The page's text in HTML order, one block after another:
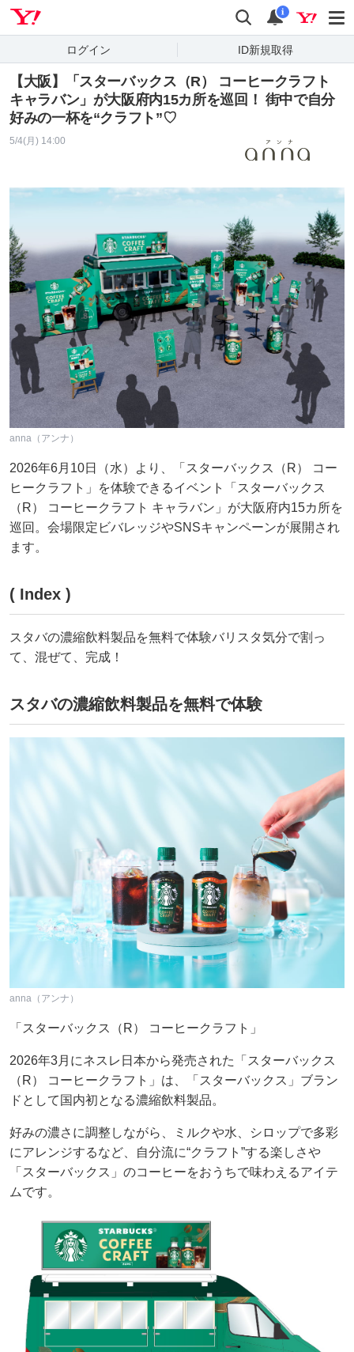
検索 通知
i
ログイン ID新規取得
【大阪】「スターバックス（R） コーヒークラフト
キャラバン」が大阪府内15カ所を巡回！ 街中で自分
好みの一杯を“クラフト”♡
5/4(月) 14:00
anna（アンナ）
2026年6月10日（水）より、「スターバックス（R） コー
ヒークラフト」を体験できるイベント「スターバックス
（R） コーヒークラフト キャラバン」が大阪府内15カ所を
巡回。会場限定ビバレッジやSNSキャンペーンが展開され
ます。
( Index )
スタバの濃縮飲料製品を無料で体験バリスタ気分で割っ
て、混ぜて、完成！
スタバの濃縮飲料製品を無料で体験
anna（アンナ）
「スターバックス（R） コーヒークラフト」
2026年3月にネスレ日本から発売された「スターバックス
（R） コーヒークラフト」は、「スターバックス」ブラン
ドとして国内初となる濃縮飲料製品。
好みの濃さに調整しながら、ミルクや水、シロップで多彩
にアレンジするなど、自分流に“クラフト”する楽しさや
「スターバックス」のコーヒーをおうちで味わえるアイテ
ムです。